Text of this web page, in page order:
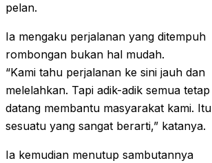
pelan.
Ia mengaku perjalanan yang ditempuh
rombongan bukan hal mudah.
“Kami tahu perjalanan ke sini jauh dan
melelahkan. Tapi adik-adik semua tetap
datang membantu masyarakat kami. Itu
sesuatu yang sangat berarti,” katanya.
Ia kemudian menutup sambutannya